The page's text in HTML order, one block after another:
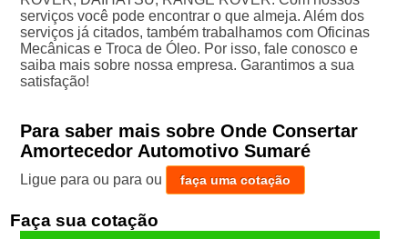
serviços você pode encontrar o que almeja. Além dos
serviços já citados, também trabalhamos com Oficinas
Mecânicas e Troca de Óleo. Por isso, fale conosco e
saiba mais sobre nossa empresa. Garantimos a sua
satisfação!
Para saber mais sobre Onde Consertar
Amortecedor Automotivo Sumaré
Ligue para ou para ou faça uma cotação
Faça sua cotação